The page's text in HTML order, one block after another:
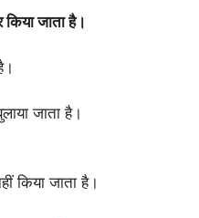
जाता है।
जाता है।
किया जाता है।